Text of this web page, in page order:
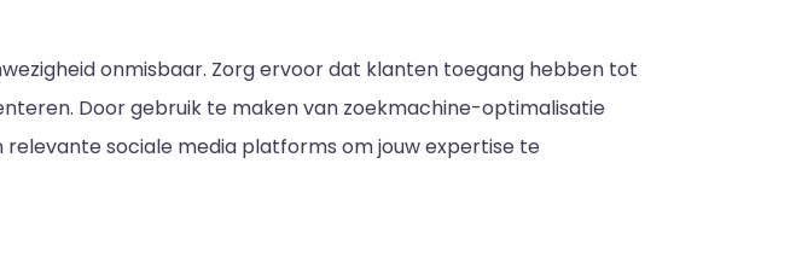
onmisbaar. Zorg ervoor dat klanten toegang hebben tot
Door gebruik te maken van zoekmachine-optimalisatie
relevante sociale media platforms om jouw expertise te